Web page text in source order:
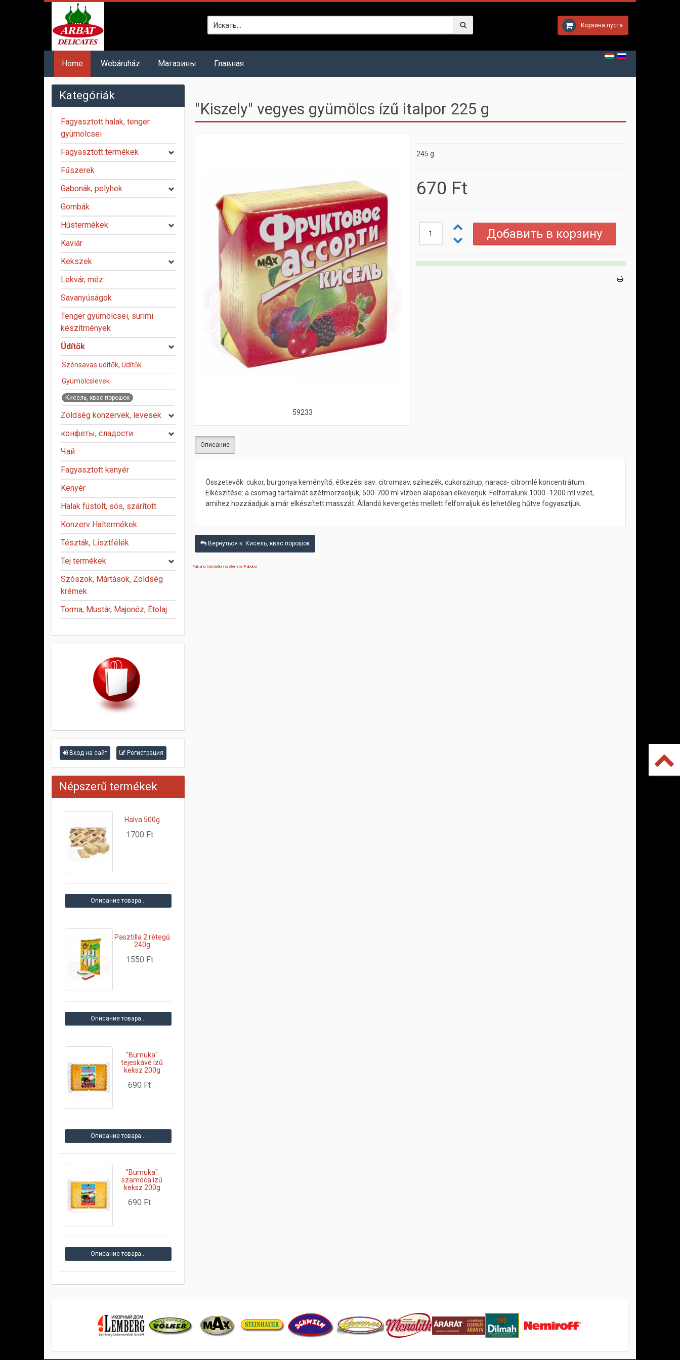
Корзина пуста
Home Webáruház Mагазины Главная
"Kiszely" vegyes gyümölcs ízű italpor 225 g
59233
245 g
670 Ft
Описание
Összetevők: cukor, burgonya keményítő, étkezési sav: citromsav, színezék, cukorszirup, naracs- citromlé koncentrátum.
Elkészítése: a csomag tartalmát szétmorzsoljuk, 500-700 ml vízben alaposan elkeverjük. Felforralunk 1000- 1200 ml vizet,
amihez hozzáadjuk a már elkészített masszát. Állandó kevergetés mellett felforraljuk és lehetőleg hűtve fogyasztjuk.
Вернуться к: Кисель, квас порошок
FaLang translation system by Faboba
Kategóriák
Fagyasztott halak, tenger
gyümölcsei
Fagyasztott termékek
Fűszerek
Gabonák, pelyhek
Gombák
Hústermékek
Kaviár
Kekszek
Lekvár, méz
Savanyúságok
Tenger gyümölcsei, surimi
készítmények
Üdítők
Szénsavas üdítők, Üdítők
Gyümölcslevek
Кисель, квас порошок
Zöldség konzervek, levesek
конфеты, сладости
Чай
Fagyasztott kenyér
Kenyér
Halak füstölt, sós, szárított
Konzerv Haltermékek
Tészták, Lisztfélék
Tej termékek
Szószok, Mártások, Zöldség
krémek
Torma, Mustár, Majonéz, Étolaj
Вход на сайт Регистрация
Népszerű termékek
Halva 500g
1700 Ft
Описание товара…
Pasztilla 2 rétegű
240g
1550 Ft
Описание товара…
"Bumuka"
tejeskávé ízű
keksz 200g
690 Ft
Описание товара…
"Bumuka"
szamóca ízű
keksz 200g
690 Ft
Описание товара…